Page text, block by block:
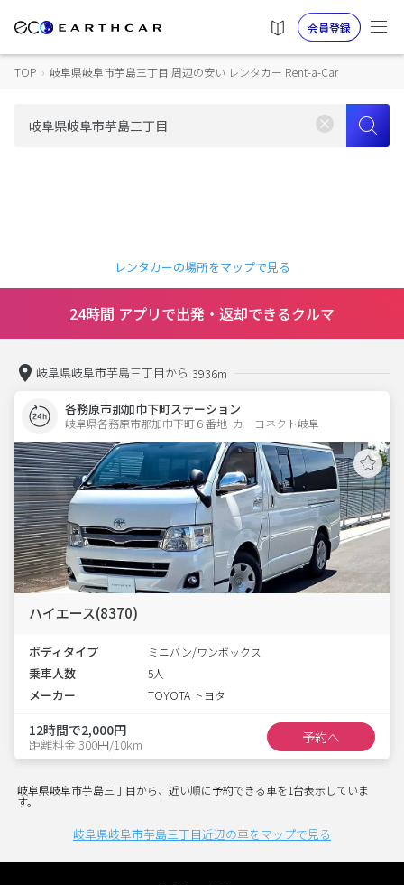
会員登録
TOP › 岐阜県岐阜市芋島三丁目 周辺の安い レンタカー Rent-a-Car
レンタカーの場所をマップで見る
24時間 アプリで出発・返却できるクルマ
岐阜県岐阜市芋島三丁目から 3936m
各務原市那加巾下町ステーション
岐阜県各務原市那加巾下町６番地  カーコネクト岐阜
ハイエース(8370)
ボディタイプ ミニバン/ワンボックス
乗車人数 5人
メーカー TOYOTA トヨタ
12時間で2,000円
距離料金 300円/10km 予約へ
岐阜県岐阜市芋島三丁目から、近い順に予約できる車を1台表示していま
す。
岐阜県岐阜市芋島三丁目近辺の車をマップで見る